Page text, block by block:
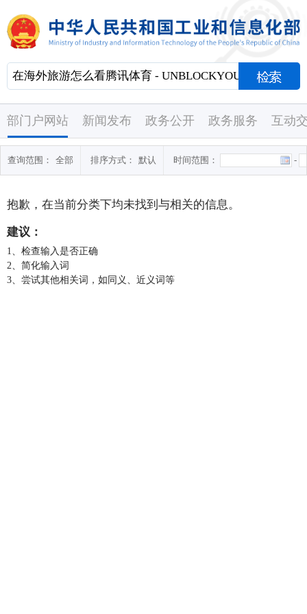
部门户网站 新闻发布 政务公开 政务服务 互动
查询范围： 全部 排序方式： 默认 时间范围： -
抱歉，在当前分类下均未找到与相关的信息。
建议：
1、检查输入是否正确
2、简化输入词
3、尝试其他相关词，如同义、近义词等